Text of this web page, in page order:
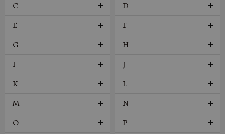
C D
E F
G H
I J
K L
M N
O P